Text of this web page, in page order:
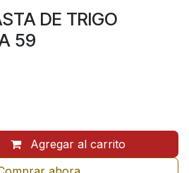
DE TRIGO
59
Agregar al carrito